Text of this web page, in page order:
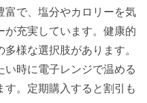
富で、塩分やカロリーを気
が充実しています。健康的
様な選択肢があります。
時に電子レンジで温める
。定期購入すると割引も